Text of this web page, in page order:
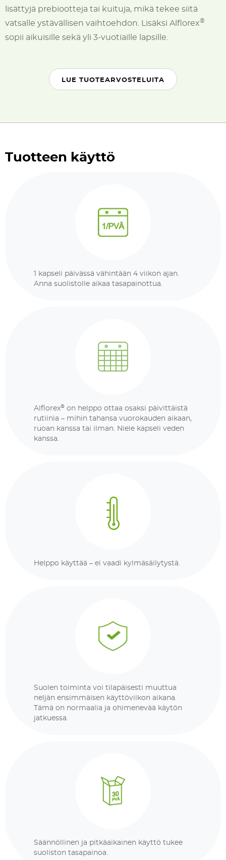
lisättyjä prebiootteja tai kuituja, mikä tekee siitä
vatsalle ystävällisen vaihtoehdon. Lisäksi Alflorex®
sopii aikuisille sekä yli 3-vuotiaille lapsille.
LUE TUOTEARVOSTELUITA
Tuotteen käyttö
1 kapseli päivässä vähintään 4 viikon ajan.
Anna suolistolle aikaa tasapainottua.
Alflorex® on helppo ottaa osaksi päivittäistä
rutiinia – mihin tahansa vuorokauden aikaan,
ruoan kanssa tai ilman. Niele kapseli veden
kanssa.
Helppo käyttää – ei vaadi kylmäsäilytystä.
Suolen toiminta voi tilapäisesti muuttua
neljän ensimmäisen käyttöviikon aikana.
Tämä on normaalia ja ohimenevää käytön
jatkuessa.
Säännöllinen ja pitkäaikainen käyttö tukee
suoliston tasapainoa.